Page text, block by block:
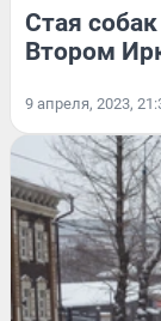
Стая
Втором
9 апреля, 2023,